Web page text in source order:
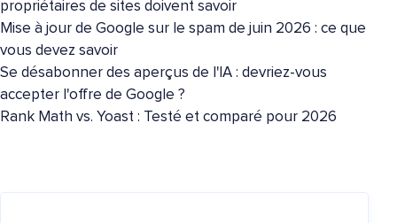
propriétaires de sites doivent savoir
Mise à jour de Google sur le spam de juin 2026 : ce que
vous devez savoir
Se désabonner des aperçus de l'IA : devriez-vous
accepter l'offre de Google ?
Rank Math vs. Yoast : Testé et comparé pour 2026